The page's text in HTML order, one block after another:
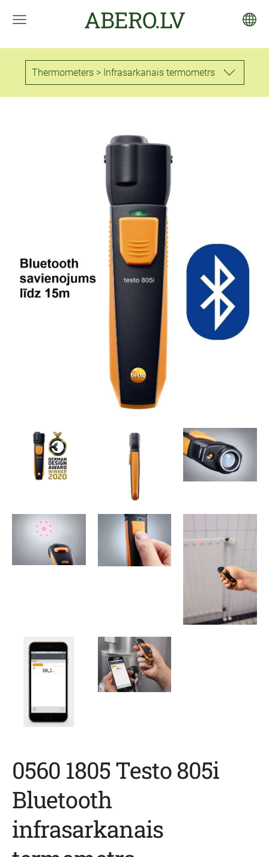
ABERO.LV
Thermometers > Infrasarkanais termometrs
0560 1805 Testo 805i
Bluetooth
infrasarkanais